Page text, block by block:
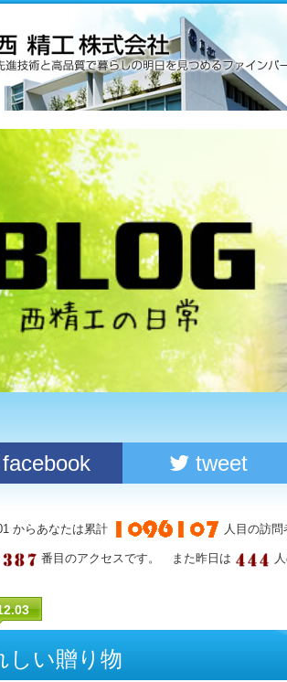
facebook tweet
からあなたは累計 人目の訪
番目のアクセスです。 また昨日は
しい贈り物